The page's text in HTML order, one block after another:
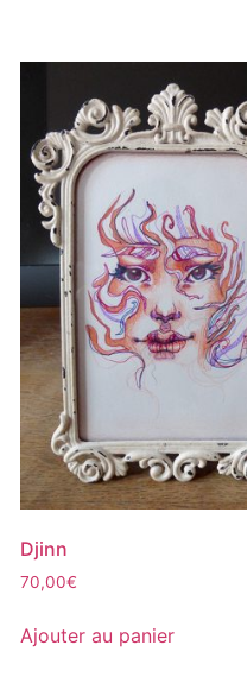
Djinn
70,00€
Ajouter au panier